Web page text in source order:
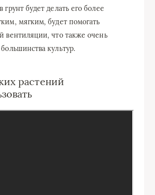
грунт будет делать его более
мягким, будет помогать
вентиляции, что также очень
культур.
растений